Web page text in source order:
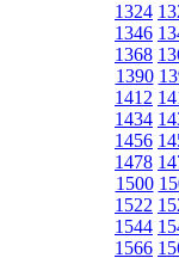
1324
1346
1368
1390
1412
1434
1456
1478
1500
1522
1544
1566